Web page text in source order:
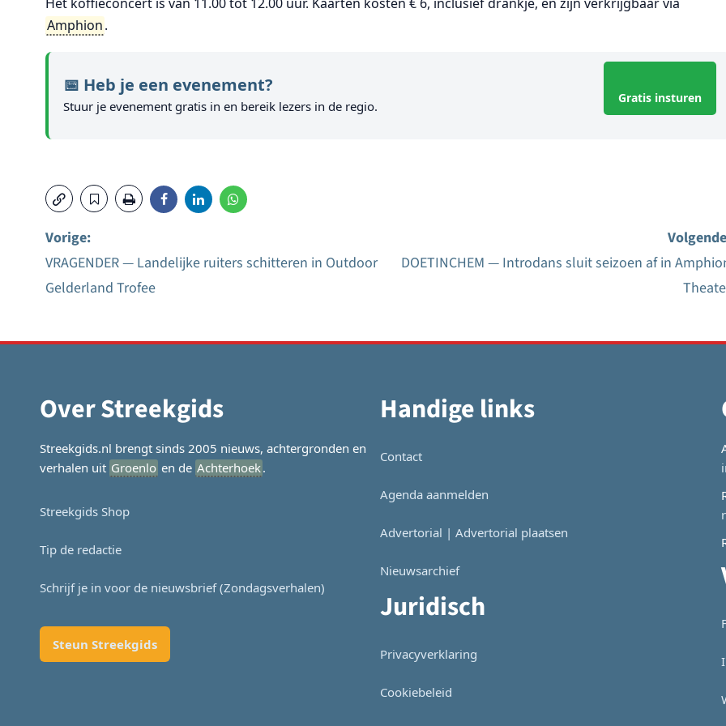
Amphion.
📅 Heb je een evenement?
Stuur je evenement gratis in en bereik lezers in de regio.
Gratis insturen
Bericht
Vorige:
VRAGENDER — Landelijke ruiters schitteren in Outdoor
Gelderland Trofee
DOETINCHEM — Introdans sluit seizoen af in
Over Streekgids
Streekgids.nl brengt sinds 2005 nieuws, achtergronden en
verhalen uit Groenlo en de Achterhoek.
Streekgids Shop
Tip de redactie
Schrijf je in voor de nieuwsbrief (Zondagsverhalen)
Steun Streekgids
Handige links
Contact
Agenda aanmelden
Advertorial | Advertorial plaatsen
Nieuwsarchief
Juridisch
Privacyverklaring
Cookiebeleid